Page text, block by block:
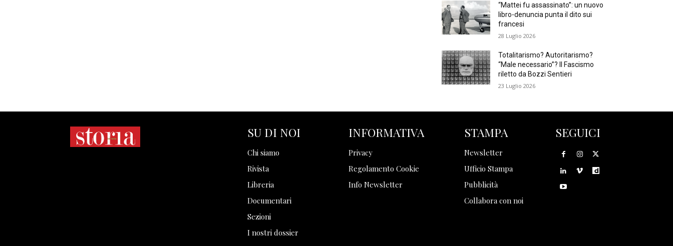
“Mattei fu assassinato”: un nuovo
libro-denuncia punta il dito sui
francesi
28 Luglio 2026
Totalitarismo? Autoritarismo?
“Male necessario”? Il Fascismo
riletto da Bozzi Sentieri
23 Luglio 2026
SU DI NOI
Chi siamo
Rivista
Libreria
Documentari
Sezioni
I nostri dossier
INFORMATIVA
Privacy
Regolamento Cookie
Info Newsletter
STAMPA
Newsletter
Ufficio Stampa
Pubblicità
Collabora con noi
SEGUICI